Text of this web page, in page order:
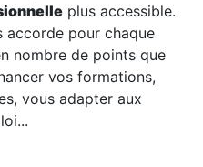
plus accessible.
accorde pour chaque
nombre de points que
vos formations,
vous adapter aux